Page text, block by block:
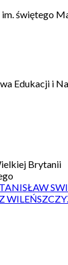
świętego
Edukacji i
Brytanii